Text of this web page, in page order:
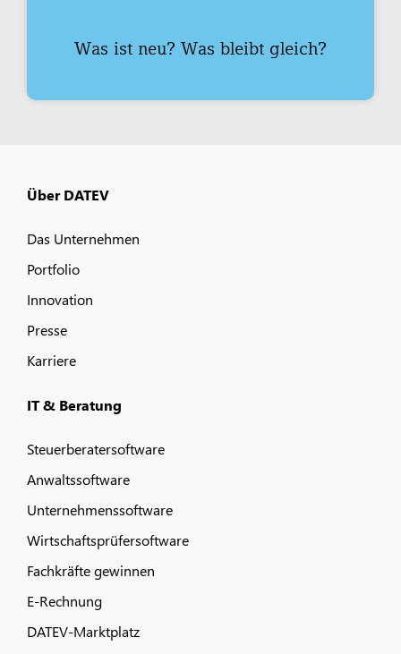
Was ist neu? Was bleibt gleich?
Über DATEV
Das Unternehmen
Portfolio
Innovation
Presse
Karriere
IT & Beratung
Steuerberatersoftware
Anwaltssoftware
Unternehmenssoftware
Wirtschaftsprüfersoftware
Fachkräfte gewinnen
E-Rechnung
DATEV-Marktplatz